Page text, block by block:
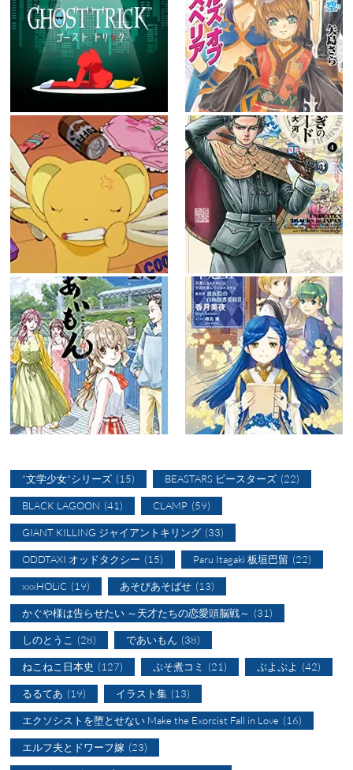
"文学少女"シリーズ (15) BEASTARS ビースターズ (22)
BLACK LAGOON (41) CLAMP (59)
GIANT KILLING ジャイアントキリング (33)
ODDTAXI オッドタクシー (15) Paru Itagaki 板垣巴留 (22)
xxxHOLiC (19) あそびあそばせ (13)
かぐや様は告らせたい ～天才たちの恋愛頭脳戦～ (31)
しのとうこ (28) であいもん (38)
ねこねこ日本史 (127) ぷそ煮コミ (21) ぷよぷよ (42)
るるてあ (19) イラスト集 (13)
エクソシストを堕とせない Make the Exorcist Fall in Love (16)
エルフ夫とドワーフ嫁 (23)